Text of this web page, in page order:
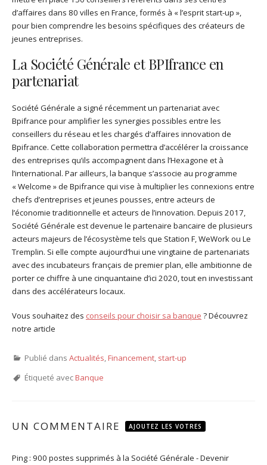
d’affaires dans 80 villes en France, formés à « l’esprit start-up »,
pour bien comprendre les besoins spécifiques des créateurs de
jeunes entreprises.
La Société Générale et BPIfrance en
partenariat
Société Générale a signé récemment un partenariat avec
Bpifrance pour amplifier les synergies possibles entre les
conseillers du réseau et les chargés d’affaires innovation de
Bpifrance. Cette collaboration permettra d’accélérer la croissance
des entreprises qu’ils accompagnent dans l’Hexagone et à
l’international. Par ailleurs, la banque s’associe au programme
« Welcome » de Bpifrance qui vise à multiplier les connexions entre
chefs d’entreprises et jeunes pousses, entre acteurs de
l’économie traditionnelle et acteurs de l’innovation. Depuis 2017,
Société Générale est devenue le partenaire bancaire de plusieurs
acteurs majeurs de l’écosystème tels que Station F, WeWork ou Le
Tremplin. Si elle compte aujourd’hui une vingtaine de partenariats
avec des incubateurs français de premier plan, elle ambitionne de
porter ce chiffre à une cinquantaine d’ici 2020, tout en investissant
dans des accélérateurs locaux.
Vous souhaitez des conseils pour choisir sa banque ? Découvrez
notre article
Publié dans Actualités,Financement, start-up
Étiqueté avecBanque
UN COMMENTAIRE AJOUTEZ LES VOTRES
Ping : 900 postes supprimés à la Société Générale - Devenir